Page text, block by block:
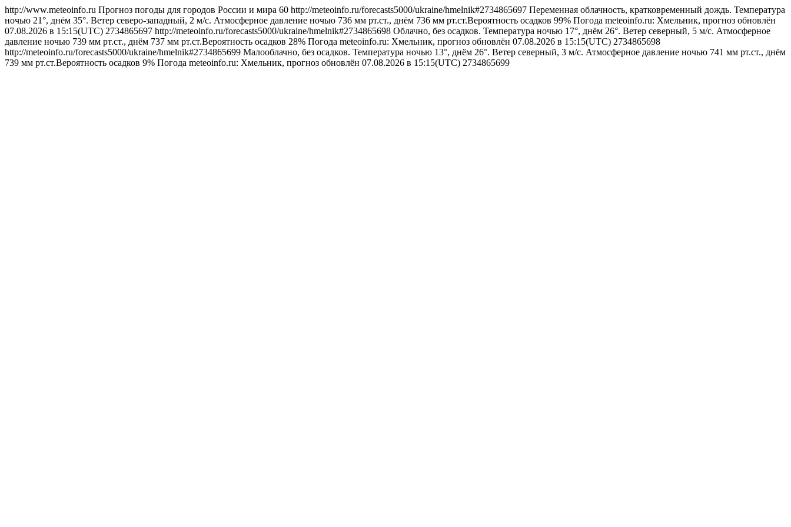
http://www.meteoinfo.ru Прогноз погоды для городов России и мира 60 http://meteoinfo.ru/forecasts5000/ukraine/hmelnik#2734865697 Переменная облачность, кратковременный дождь. Температура
ночью 21°, днём 35°. Ветер северо-западный, 2 м/с. Атмосферное давление ночью 736 мм рт.ст., днём 736 мм рт.ст.Вероятность осадков 99% Погода meteoinfo.ru: Хмельник, прогноз обновлён
07.08.2026 в 15:15(UTC) 2734865697 http://meteoinfo.ru/forecasts5000/ukraine/hmelnik#2734865698 Облачно, без осадков. Температура ночью 17°, днём 26°. Ветер северный, 5 м/с. Атмосферное
давление ночью 739 мм рт.ст., днём 737 мм рт.ст.Вероятность осадков 28% Погода meteoinfo.ru: Хмельник, прогноз обновлён 07.08.2026 в 15:15(UTC) 2734865698
http://meteoinfo.ru/forecasts5000/ukraine/hmelnik#2734865699 Малооблачно, без осадков. Температура ночью 13°, днём 26°. Ветер северный, 3 м/с. Атмосферное давление ночью 741 мм рт.ст., днём
739 мм рт.ст.Вероятность осадков 9% Погода meteoinfo.ru: Хмельник, прогноз обновлён 07.08.2026 в 15:15(UTC) 2734865699